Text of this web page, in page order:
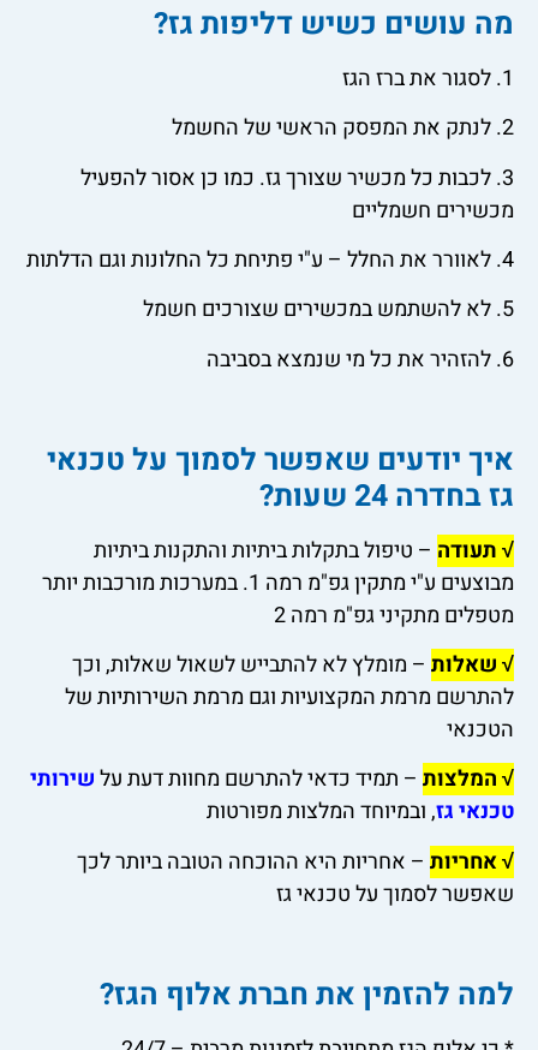
מה עושים כשיש דליפות גז?
1. לסגור את ברז הגז
2. לנתק את המפסק הראשי של החשמל
3. לכבות כל מכשיר שצורך גז. כמו כן אסור להפעיל
מכשירים חשמליים
4. לאוורר את החלל – ע"י פתיחת כל החלונות וגם הדלתות
5. לא להשתמש במכשירים שצורכים חשמל
6. להזהיר את כל מי שנמצא בסביבה
איך יודעים שאפשר לסמוך על טכנאי
גז בחדרה 24 שעות?
√ תעודה – טיפול בתקלות ביתיות והתקנות ביתיות
מבוצעים ע"י מתקין גפ"מ רמה 1. במערכות מורכבות יותר
מטפלים מתקיני גפ"מ רמה 2
√ שאלות – מומלץ לא להתבייש לשאול שאלות, וכך
להתרשם מרמת המקצועיות וגם מרמת השירותיות של
הטכנאי
√ המלצות – תמיד כדאי להתרשם מחוות דעת עלשירותי
טכנאי גז, ובמיוחד המלצות מפורטות
√ אחריות – אחריות היא ההוכחה הטובה ביותר לכך
שאפשר לסמוך על טכנאי גז
למה להזמין את חברת אלוף הגז?